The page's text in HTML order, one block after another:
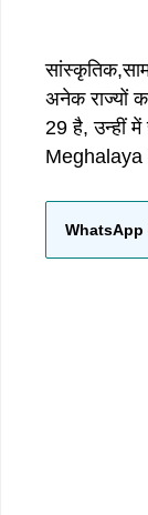
अनेक राज्यों
29 है, उन्हीं
WhatsApp